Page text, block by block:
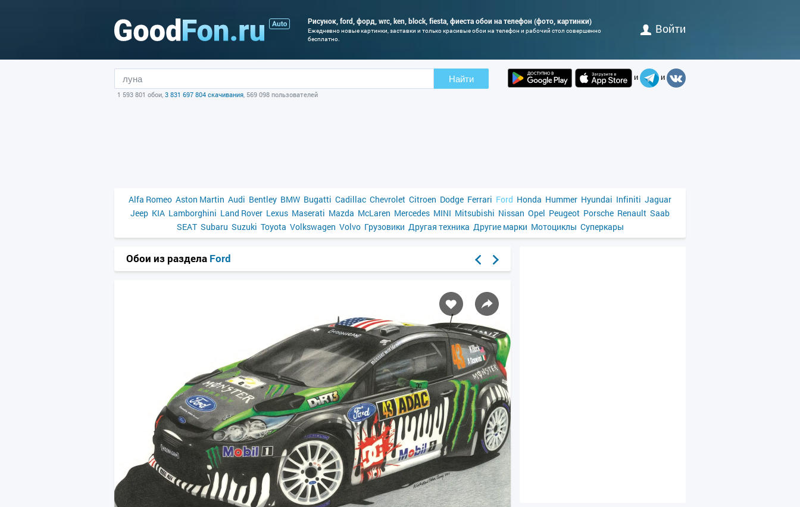
Рисунок, ford, форд, wrc, ken, block, fiesta, фиеста обои на телефон (фото, картинки)
Ежедневно новые картинки, заставки и только красивые обои на телефон и рабочий стол совершенно
бесплатно.
Войти
Найти
1 593 801 обои, 3 831 697 804 скачивания, 569 098 пользователей
и и
Alfa Romeo Aston Martin Audi Bentley BMW Bugatti Cadillac Chevrolet Citroen Dodge Ferrari Ford Honda Hummer Hyundai Infiniti Jaguar
Jeep KIA Lamborghini Land Rover Lexus Maserati Mazda McLaren Mercedes MINI Mitsubishi Nissan Opel Peugeot Porsche Renault Saab
SEAT Subaru Suzuki Toyota Volkswagen Volvo Грузовики Другая техника Другие марки Мотоциклы Суперкары
Обои из раздела Ford